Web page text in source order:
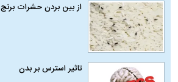
از بین بردن حشرات برنج
تاثیر استرس بر بدن